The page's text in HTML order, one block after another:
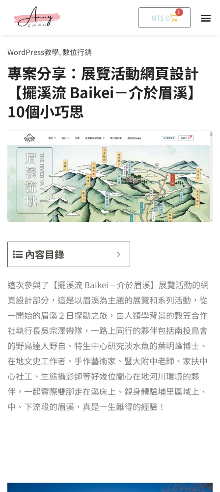
NT$ 0
0
購
物
WordPress教學,數位行銷
專案分享：展覽活動網頁設計
【擺溪流 Baikei－介於眉溪】
10個小巧思
內容目錄
這次參與了【擺溪流 Baikei－介於眉溪】展覽活動的網
頁設計部分，這是以眉溪為主題的展覽和系列活動，從
一開始的眉溪２日探勘之旅，由人類學背景的穀笠合作
社執行長吳宗澤帶隊，一路上同行的夥伴包括南投鳥會
的野鳥達人野自、特生中心研究淡水魚的葉明峰博士、
在地文史工作者、手作藝術家、暨大附中老師、家扶中
心社工、生態攝影師等好幾位關心在地河川環境的夥
伴，一起實際雙腳走在溪床上、親身體驗埔里區域上、
中、下流段的眉溪，真是一生難得的經驗！